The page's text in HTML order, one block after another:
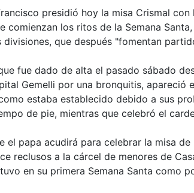
presidió hoy la misa Crismal
comienzan los ritos de la Semana
divisiones, que después "fomentan
fue dado de alta el pasado sábado
Gemelli por una bronquitis, apareció
estaba establecido debido a sus
de pie, mientras que celebró el
el papa acudirá para celebrar la misa
reclusos a la cárcel de menores de
en su primera Semana Santa como